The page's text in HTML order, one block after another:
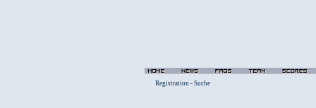
Registration - Suche